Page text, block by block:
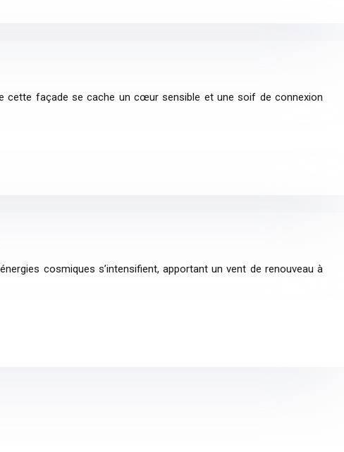
cette façade se cache un cœur sensible et une soif de connexion
cosmiques s’intensifient, apportant un vent de renouveau à